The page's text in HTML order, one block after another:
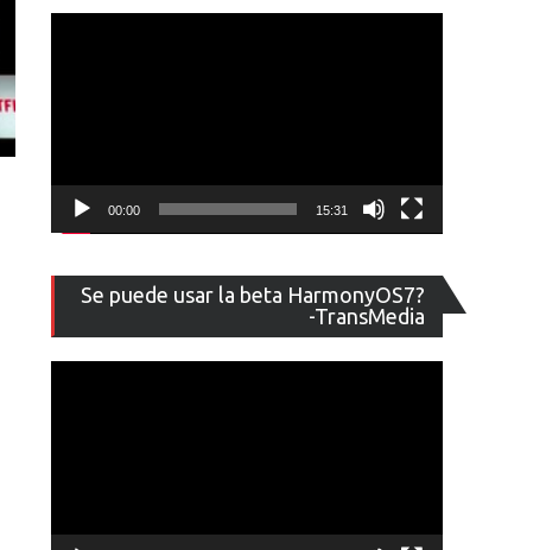
00:00 15:31
Se puede usar la beta HarmonyOS7?
-TransMedia
de
vídeo